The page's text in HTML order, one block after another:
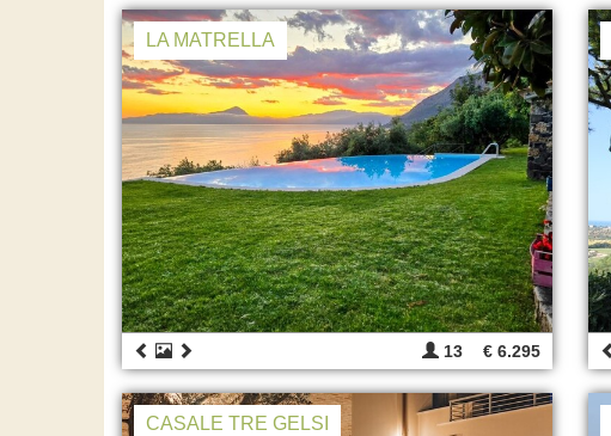
LA MATRELLA
13 € 6.295
CASALE TRE GELSI